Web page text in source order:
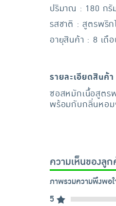
ปริมาณ : 180 กรั
รสชาติ : สูตรพริก
อายุสินค้า : 8 เดื
รายละเอียดสินค้า
ซอสหมักเนื้อสูตร
พร้อมกับกลิ่นหอม
ความเห็นของลูก
ภาพรวมความพึงพอ
5